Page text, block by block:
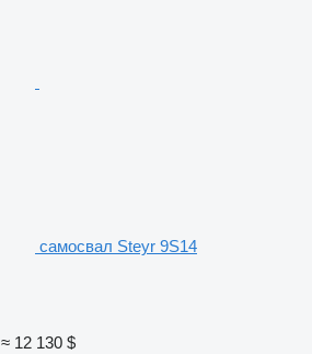
самосвал Steyr 9S14
≈ 12 130 $